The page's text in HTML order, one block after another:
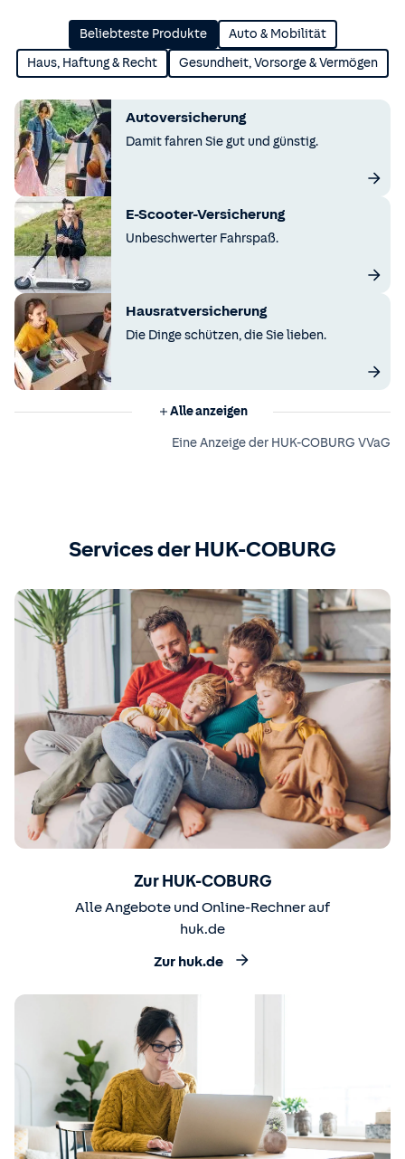
Beliebteste Produkte Auto & Mobilität
Haus, Haftung & Recht Gesundheit, Vorsorge & Vermögen
Autoversicherung
Damit fahren Sie gut und günstig.
E-Scooter-Versicherung
Unbeschwerter Fahrspaß.
Hausratversicherung
Die Dinge schützen, die Sie lieben.
Alle anzeigen
Eine Anzeige der HUK-COBURG VVaG
Services der HUK-COBURG
Zur HUK-COBURG
Alle Angebote und Online-Rechner auf
huk.de
Zur huk.de